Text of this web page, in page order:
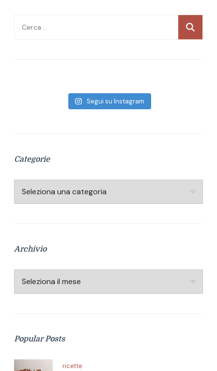
Ricerca
Segui su Instagram
Categorie
Categorie
Archivio
Archivio
Popular Posts
ricette